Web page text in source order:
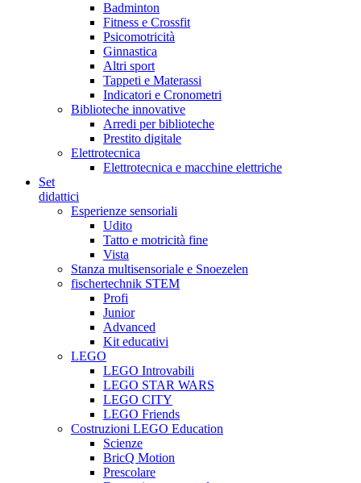
Badminton
Fitness e Crossfit
Psicomotricità
Ginnastica
Altri sport
Tappeti e Materassi
Indicatori e Cronometri
Biblioteche innovative
Arredi per biblioteche
Prestito digitale
Elettrotecnica
Elettrotecnica e macchine elettriche
Set
didattici
Esperienze sensoriali
Udito
Tatto e motricità fine
Vista
Stanza multisensoriale e Snoezelen
fischertechnik STEM
Profi
Junior
Advanced
Kit educativi
LEGO
LEGO Introvabili
LEGO STAR WARS
LEGO CITY
LEGO Friends
Costruzioni LEGO Education
Scienze
BricQ Motion
Prescolare